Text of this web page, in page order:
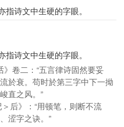
诗文中生硬的字眼。
诗文中生硬的字眼。
卷二：“五言律诗固然要妥
於衰。苟时於第三字中下一拗
直之风。”
后》：“用顿笔，则断不流
涩字之诀。”